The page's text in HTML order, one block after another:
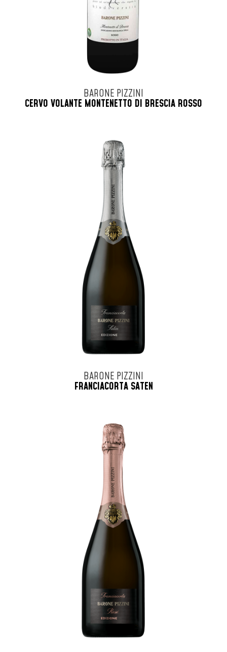
BARONE PIZZINI
CERVO VOLANTE MONTENETTO DI BRESCIA ROSSO
BARONE PIZZINI
FRANCIACORTA SATEN